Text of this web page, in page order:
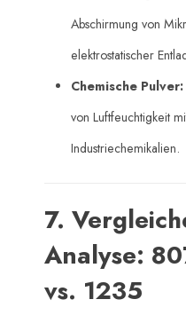
Abschirmung von
elektrostatischer
Chemische Pulver:
von Luftfeuchtigkeit
Industriechemikalien.
7.
Analyse:
vs. 1235